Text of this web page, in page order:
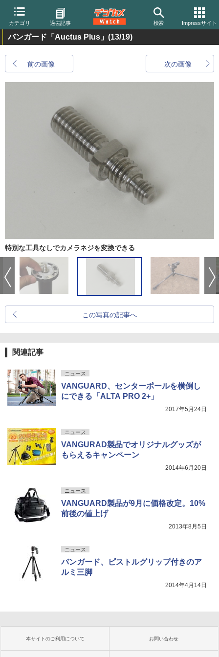
カテゴリ 過去記事 検索 Impressサイト
バンガード「Auctus Plus」 (13/19)
前の画像 次の画像
特別な工具なしでカメラネジを変換できる
この写真の記事へ
関連記事
ニュース
VANGUARD、センターポールを横倒し
にできる「ALTA PRO 2+」
2017年5月24日
ニュース
VANGURAD製品でオリジナルグッズが
もらえるキャンペーン
2014年6月20日
ニュース
VANGUARD製品が9月に価格改定。10%
前後の値上げ
2013年8月5日
ニュース
バンガード、ピストルグリップ付きのア
ルミ三脚
2014年4月14日
本サイトのご利用について お問い合わせ